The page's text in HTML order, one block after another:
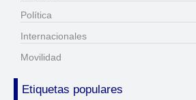
Política
Internacionales
Movilidad
Etiquetas populares